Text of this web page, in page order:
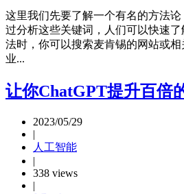
这里我们先要了解一个有名的方法
过分析这些关键词，人们可以快速
法时，你可以搜索麦肯锡的网站或
业...
让你ChatGPT提升百倍
2023/05/29
|
人工智能
|
338 views
|